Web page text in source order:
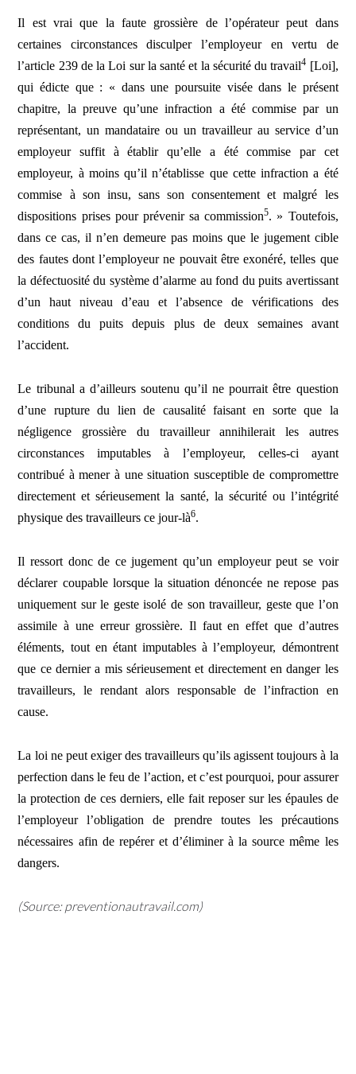
Il est vrai que la faute grossière de l’opérateur peut dans
certaines circonstances disculper l’employeur en vertu de
l’article 239 de la Loi sur la santé et la sécurité du travail4 [Loi],
qui édicte que : « dans une poursuite visée dans le présent
chapitre, la preuve qu’une infraction a été commise par un
représentant, un mandataire ou un travailleur au service d’un
employeur suffit à établir qu’elle a été commise par cet
employeur, à moins qu’il n’établisse que cette infraction a été
commise à son insu, sans son consentement et malgré les
dispositions prises pour prévenir sa commission5. » Toutefois,
dans ce cas, il n’en demeure pas moins que le jugement cible
des fautes dont l’employeur ne pouvait être exonéré, telles que
la défectuosité du système d’alarme au fond du puits avertissant
d’un haut niveau d’eau et l’absence de vérifications des
conditions du puits depuis plus de deux semaines avant
l’accident.
Le tribunal a d’ailleurs soutenu qu’il ne pourrait être question
d’une rupture du lien de causalité faisant en sorte que la
négligence grossière du travailleur annihilerait les autres
circonstances imputables à l’employeur, celles-ci ayant
contribué à mener à une situation susceptible de compromettre
directement et sérieusement la santé, la sécurité ou l’intégrité
physique des travailleurs ce jour-là6.
Il ressort donc de ce jugement qu’un employeur peut se voir
déclarer coupable lorsque la situation dénoncée ne repose pas
uniquement sur le geste isolé de son travailleur, geste que l’on
assimile à une erreur grossière. Il faut en effet que d’autres
éléments, tout en étant imputables à l’employeur, démontrent
que ce dernier a mis sérieusement et directement en danger les
travailleurs, le rendant alors responsable de l’infraction en
cause.
La loi ne peut exiger des travailleurs qu’ils agissent toujours à la
perfection dans le feu de l’action, et c’est pourquoi, pour assurer
la protection de ces derniers, elle fait reposer sur les épaules de
l’employeur l’obligation de prendre toutes les précautions
nécessaires afin de repérer et d’éliminer à la source même les
dangers.
(Source: preventionautravail.com)